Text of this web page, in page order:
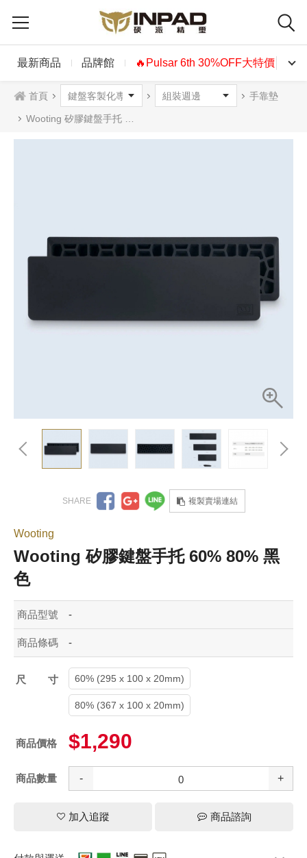
最新商品 品牌館 🔥Pulsar 6th 30%OFF大特價🔥
首頁 手靠墊
Wooting 矽膠鍵盤手托 60% 80% 黑色
複製賣場連結
Wooting
Wooting 矽膠鍵盤手托 60% 80% 黑
色
商品型號 -
商品條碼 -
尺寸60% (295 x 100 x 20mm)
80% (367 x 100 x 20mm)
商品價格 $1,290
商品數量 - +
加入追蹤 商品諮詢